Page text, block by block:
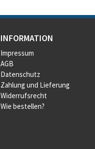
INFORMATION
Impressum
AGB
Datenschutz
Zahlung und Lieferung
Widerrufsrecht
Wie bestellen?